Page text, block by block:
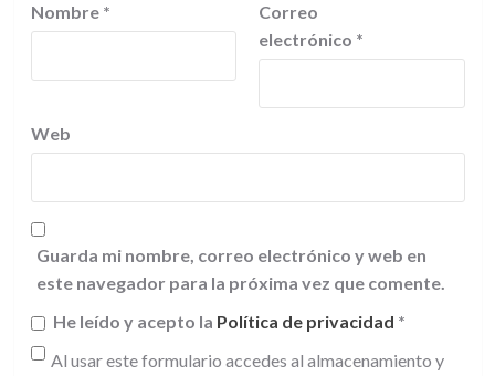
Nombre *
Correo
electrónico *
Web
Guarda mi nombre, correo electrónico y web en
este navegador para la próxima vez que comente.
He leído y acepto la Política de privacidad *
Al usar este formulario accedes al almacenamiento y